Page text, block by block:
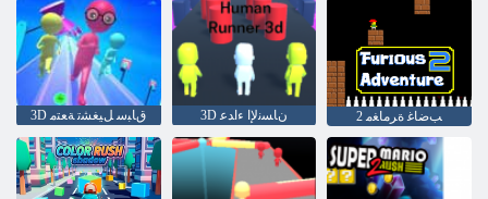
3D ﻕﺎﺒﺳ ﻞﻴﻐﺸﺗ ﺔﻌﺘﻣ 3D ﻥﺎﺴﻧﻹ ﺍ ءﺍﺪﻋ 2 ﺐﺿﺎﻏ ﺓﺮﻣﺎﻐﻣ